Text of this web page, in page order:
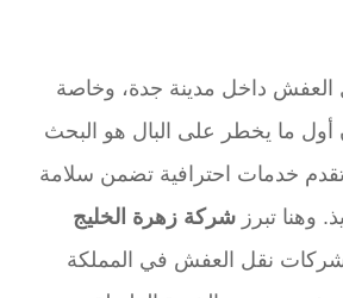
العفش داخل مدينة جدة، وخاصة
أول ما يخطر على البال هو البحث
خدمات احترافية تضمن سلامة
وهنا تبرز شركة زهرة الخليج
نقل العفش في المملكة